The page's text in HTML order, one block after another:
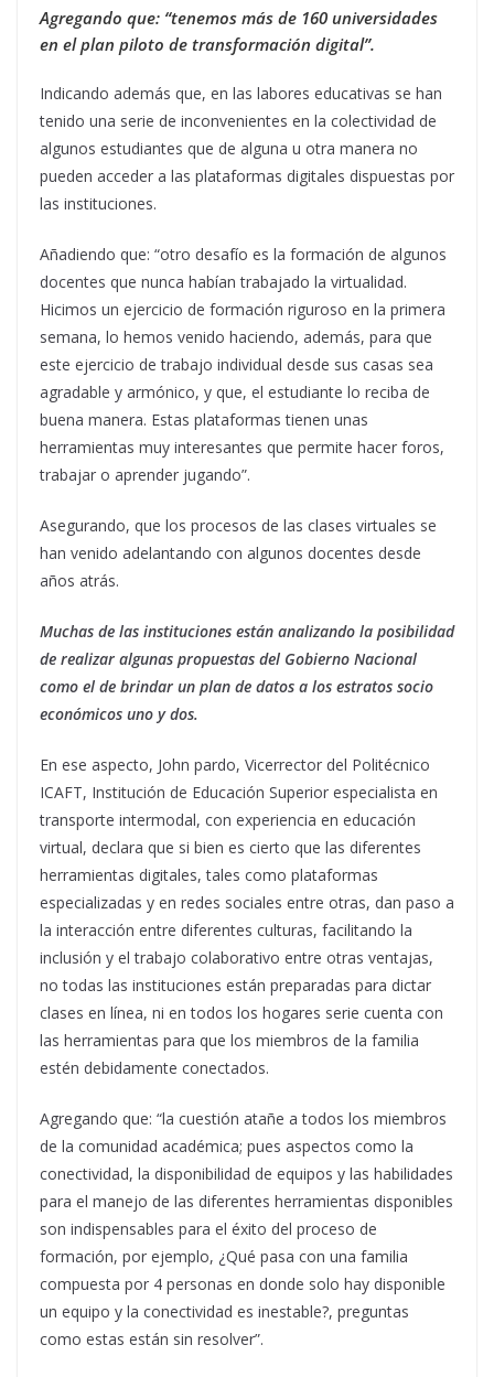
Agregando que: “tenemos más de 160 universidades
en el plan piloto de transformación digital”.
Indicando además que, en las labores educativas se han
tenido una serie de inconvenientes en la colectividad de
algunos estudiantes que de alguna u otra manera no
pueden acceder a las plataformas digitales dispuestas por
las instituciones.
Añadiendo que: “otro desafío es la formación de algunos
docentes que nunca habían trabajado la virtualidad.
Hicimos un ejercicio de formación riguroso en la primera
semana, lo hemos venido haciendo, además, para que
este ejercicio de trabajo individual desde sus casas sea
agradable y armónico, y que, el estudiante lo reciba de
buena manera. Estas plataformas tienen unas
herramientas muy interesantes que permite hacer foros,
trabajar o aprender jugando”.
Asegurando, que los procesos de las clases virtuales se
han venido adelantando con algunos docentes desde
años atrás.
Muchas de las instituciones están analizando la posibilidad
de realizar algunas propuestas del Gobierno Nacional
como el de brindar un plan de datos a los estratos socio
económicos uno y dos.
En ese aspecto, John pardo, Vicerrector del Politécnico
ICAFT, Institución de Educación Superior especialista en
transporte intermodal, con experiencia en educación
virtual, declara que si bien es cierto que las diferentes
herramientas digitales, tales como plataformas
especializadas y en redes sociales entre otras, dan paso a
la interacción entre diferentes culturas, facilitando la
inclusión y el trabajo colaborativo entre otras ventajas,
no todas las instituciones están preparadas para dictar
clases en línea, ni en todos los hogares serie cuenta con
las herramientas para que los miembros de la familia
estén debidamente conectados.
Agregando que: “la cuestión atañe a todos los miembros
de la comunidad académica; pues aspectos como la
conectividad, la disponibilidad de equipos y las habilidades
para el manejo de las diferentes herramientas disponibles
son indispensables para el éxito del proceso de
formación, por ejemplo, ¿Qué pasa con una familia
compuesta por 4 personas en donde solo hay disponible
un equipo y la conectividad es inestable?, preguntas
como estas están sin resolver”.